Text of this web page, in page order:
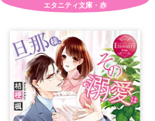
エタニティ文庫・赤